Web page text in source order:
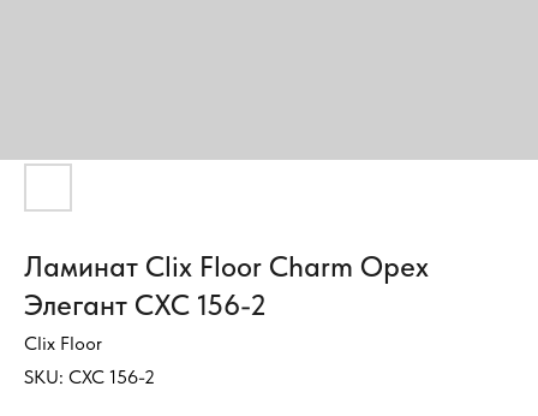
Ламинат Clix Floor Charm Орех
Элегант CXC 156-2
Clix Floor
SKU: CXC 156-2